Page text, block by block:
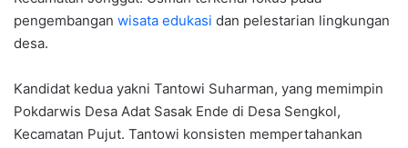
pengembangan wisata edukasi dan pelestarian lingkungan
desa.
Kandidat kedua yakni Tantowi Suharman, yang memimpin
Pokdarwis Desa Adat Sasak Ende di Desa Sengkol,
Kecamatan Pujut. Tantowi konsisten mempertahankan